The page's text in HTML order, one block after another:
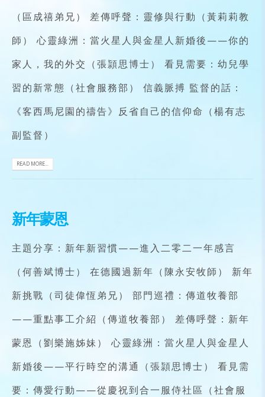
（區成禧弟兄） 差傳呼聲：靈修與行動（黃莉莉教
師） 心靈綠洲：當火星人與金星人新婚後——你的
家人，我的外交（張頴思博士） 看見需要：幼兒學
習的新常態（社會服務部） 信義脈搏 監督的話：
《客西馬尼園的禱告》反省自己的信仰命（楊有志
副監督）
READ MORE...
新年蒙恩
主題分享：新年新習慣——進入二零二一年感言
（何善斌博士） 在德國過新年（陳永安牧師） 新年
新挑戰（司徒偉恆弟兄） 部門巡禮：傳道牧養部
——重點事工介紹（傳道牧養部） 差傳呼聲：新年
蒙恩（劉樂施姊妹） 心靈綠洲：當火星人與金星人
新婚後——平行時空的溝通（張頴思博士） 看見需
要：傳愛行動——從慶祝到合一服侍社區（社會服